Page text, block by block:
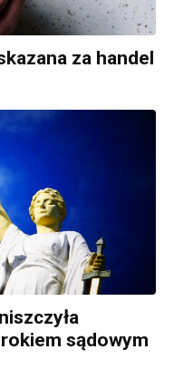
za handel
sądowym